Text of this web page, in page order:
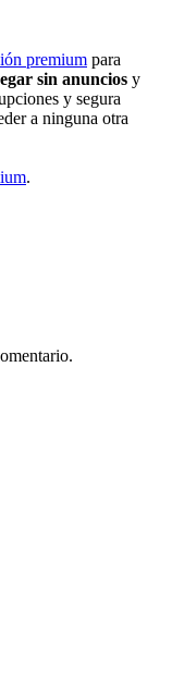
premium para
sin anuncios y
y segura
a ninguna otra
.